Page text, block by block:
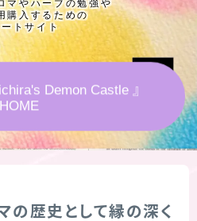
ク
マやハーブの勉強や
購入するための
トサイト
Demon Castle 』
HOME
の歴史として縁の深く